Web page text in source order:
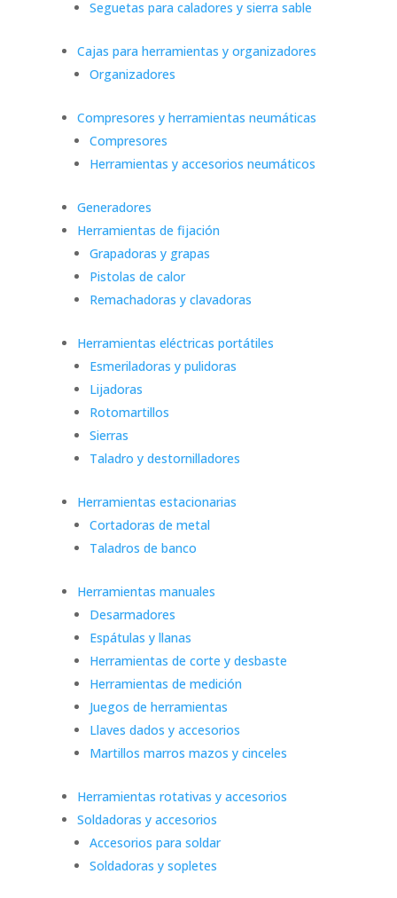
Seguetas para caladores y sierra sable
Cajas para herramientas y organizadores
Organizadores
Compresores y herramientas neumáticas
Compresores
Herramientas y accesorios neumáticos
Generadores
Herramientas de fijación
Grapadoras y grapas
Pistolas de calor
Remachadoras y clavadoras
Herramientas eléctricas portátiles
Esmeriladoras y pulidoras
Lijadoras
Rotomartillos
Sierras
Taladro y destornilladores
Herramientas estacionarias
Cortadoras de metal
Taladros de banco
Herramientas manuales
Desarmadores
Espátulas y llanas
Herramientas de corte y desbaste
Herramientas de medición
Juegos de herramientas
Llaves dados y accesorios
Martillos marros mazos y cinceles
Herramientas rotativas y accesorios
Soldadoras y accesorios
Accesorios para soldar
Soldadoras y sopletes